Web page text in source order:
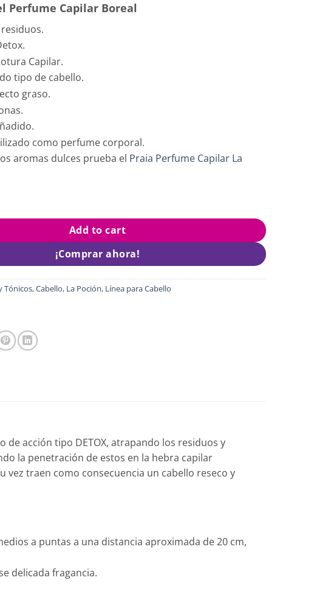
Perfume Capilar Boreal
Capilar.
tipo de cabello.
graso.
como perfume corporal.
aromas dulces prueba el Praia Perfume Capilar La
La Poción quantity
Add to cart
¡Comprar ahora!
Tónicos,Cabello, La Poción, Línea para Cabello
de acción tipo DETOX, atrapando los residuos y
la penetración de estos en la hebra capilar
traen como consecuencia un cabello reseco y
a puntas a una distancia aproximada de 20 cm,
delicada fragancia.